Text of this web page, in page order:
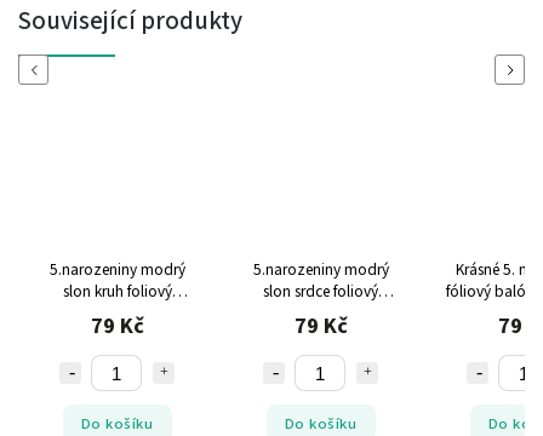
Související produkty
Previous
5.narozeniny modrý
slon kruh foliový
balónek
79 Kč
Do košíku
5.narozeniny modrý
slon srdce foliový
balónek
79 Kč
Do košíku
Krásné 5.
fóliový
pro
79
Do
Next